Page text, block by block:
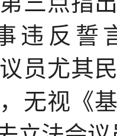
违反誓
员尤其
无视《